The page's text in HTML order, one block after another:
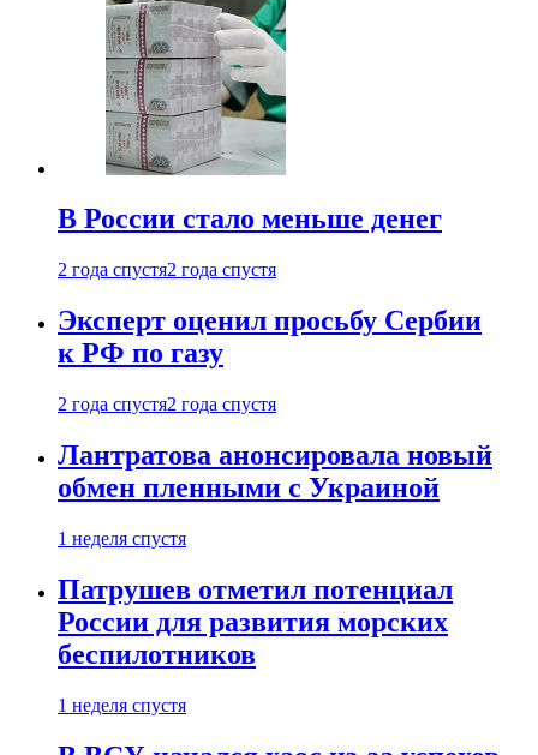
В России стало меньше денег
2 года спустя2 года спустя
Эксперт оценил просьбу Сербии
к РФ по газу
2 года спустя2 года спустя
Лантратова анонсировала новый
обмен пленными с Украиной
1 неделя спустя
Патрушев отметил потенциал
России для развития морских
беспилотников
1 неделя спустя